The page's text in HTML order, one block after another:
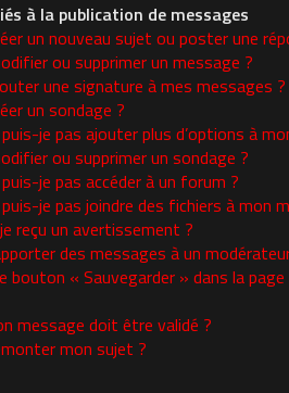
à la publication de messages
un nouveau sujet ou poster une
ou supprimer un message ?
une signature à mes messages ?
un sondage ?
je pas ajouter plus d’options à
ou supprimer un sondage ?
je pas accéder à un forum ?
je pas joindre des fichiers à mon
reçu un avertissement ?
des messages à un
bouton « Sauvegarder » dans la
message doit être validé ?
mon sujet ?